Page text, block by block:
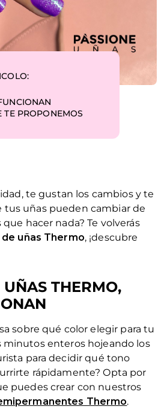
TE PROPONEMOS
te gustan los cambios y te
tus uñas pueden cambiar de
hacer nada? Te volverás
uñas Thermo, ¡descubre
UÑAS THERMO,
sobre qué color elegir para tu
minutos enteros hojeando los
para decidir qué tono
rápidamente? Opta por
puedes crear con nuestros
Thermo.